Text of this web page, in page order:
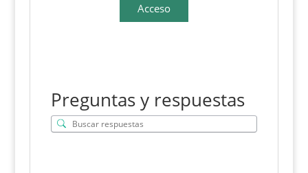
Acceso
Preguntas y respuestas